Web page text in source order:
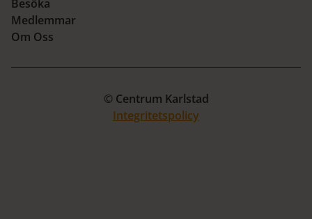
Besöka
Medlemmar
Om Oss
© Centrum Karlstad
Integritetspolicy